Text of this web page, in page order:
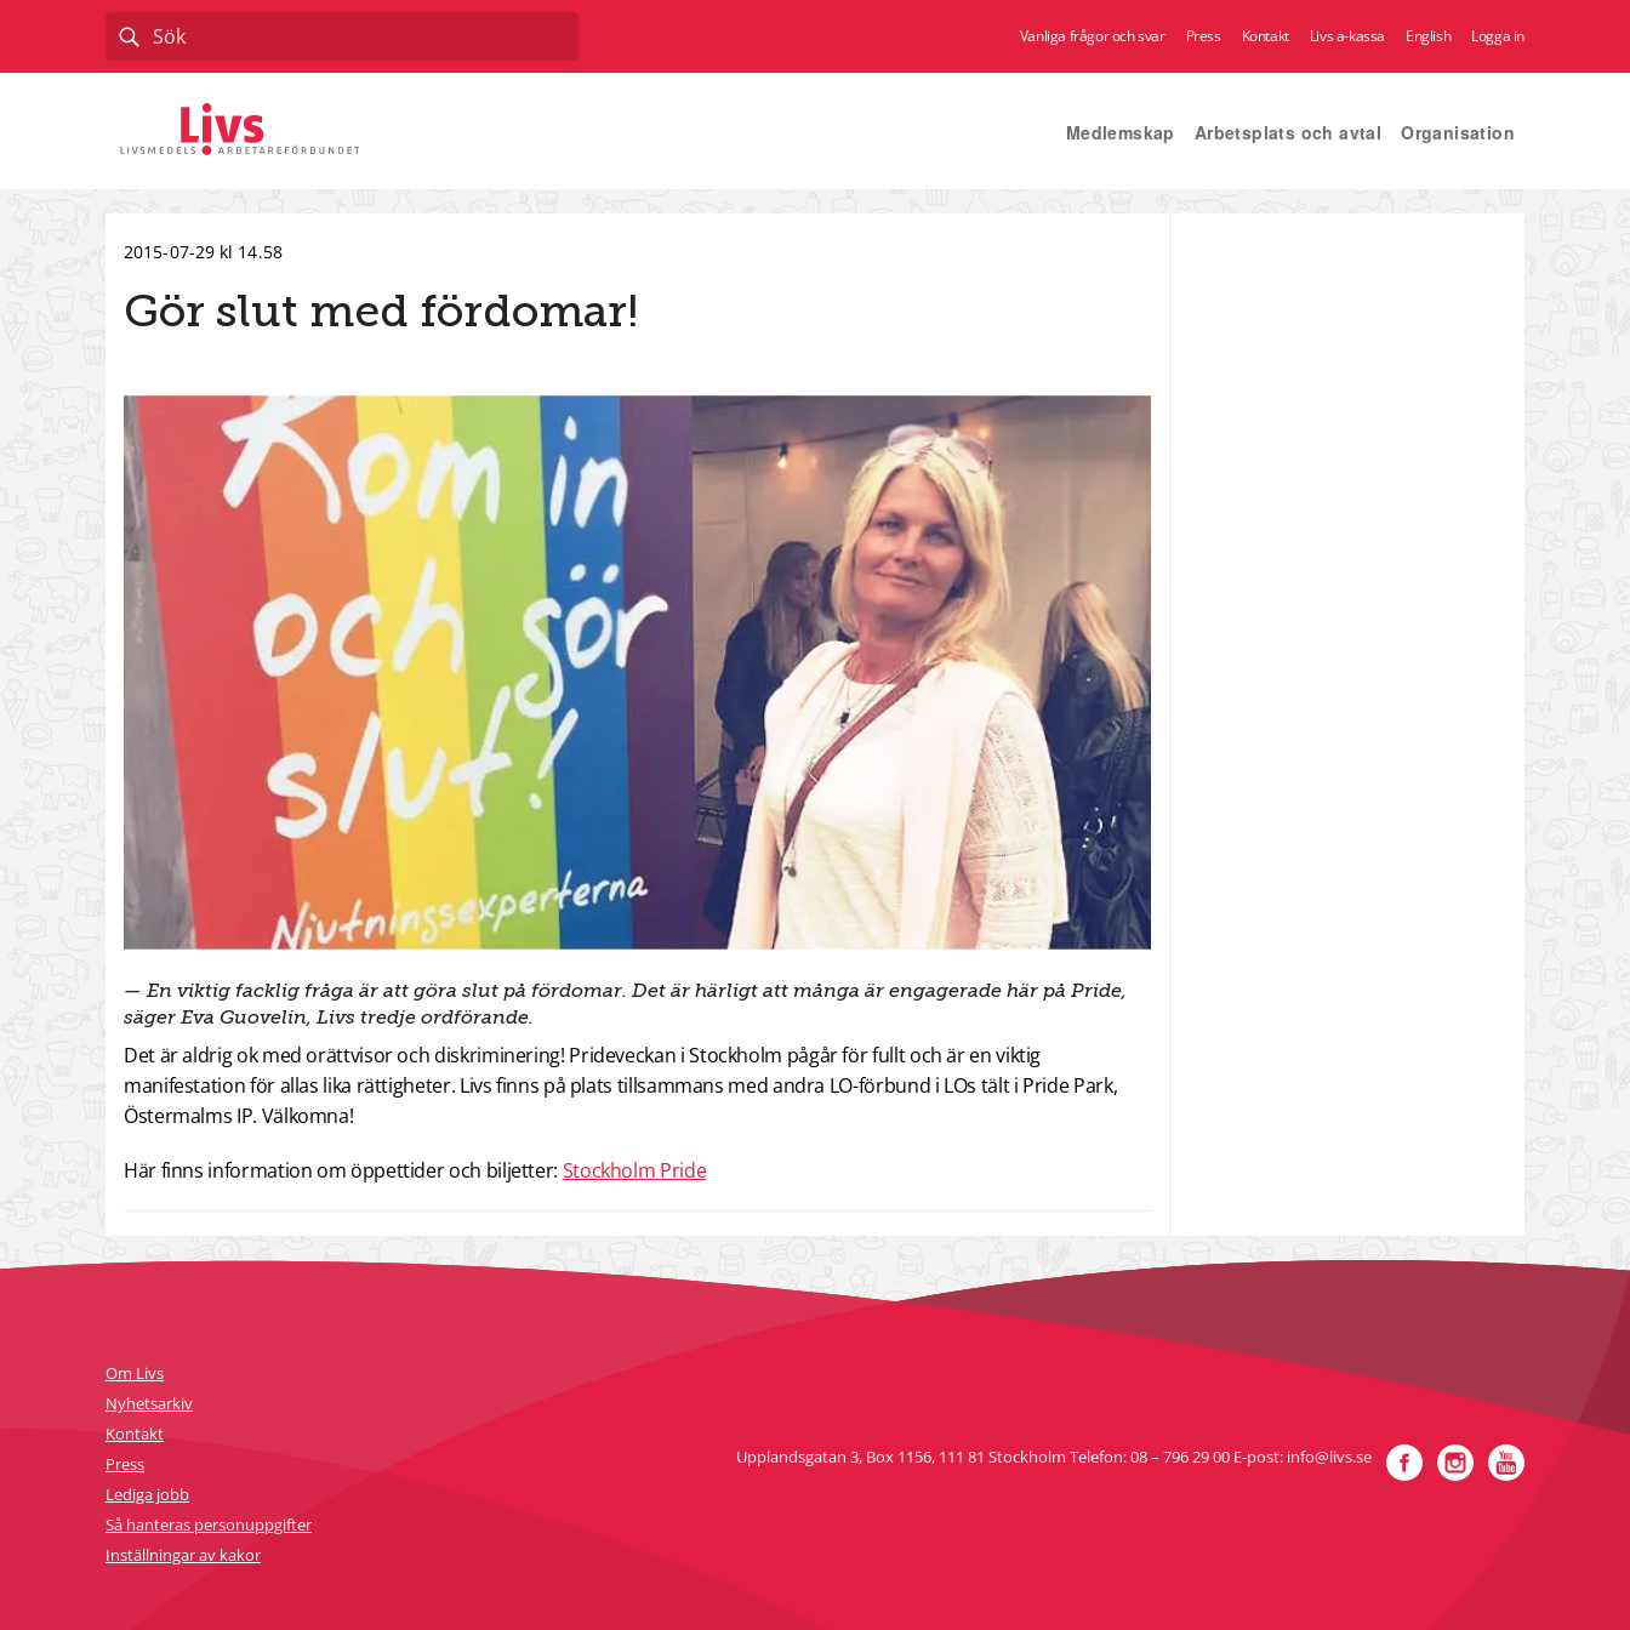
Vanliga frågor och svar Press Kontakt Livs a-kassa English Logga in
Medlemskap Arbetsplats och avtal Organisation
2015-07-29 kl 14.58
Gör slut med fördomar!
— En viktig facklig fråga är att göra slut på fördomar. Det är härligt att många är engagerade här på Pride,
säger Eva Guovelin, Livs tredje ordförande.
Det är aldrig ok med orättvisor och diskriminering! Prideveckan i Stockholm pågår för fullt och är en viktig
manifestation för allas lika rättigheter. Livs finns på plats tillsammans med andra LO-förbund i LOs tält i Pride Park,
Östermalms IP. Välkomna!
Här finns information om öppettider och biljetter: Stockholm Pride
Om Livs
Nyhetsarkiv
Kontakt
Press
Lediga jobb
Så hanteras personuppgifter
Inställningar av kakor
Upplandsgatan 3, Box 1156, 111 81 Stockholm Telefon: 08 – 796 29 00 E-post: info@livs.se FacebookInstagram